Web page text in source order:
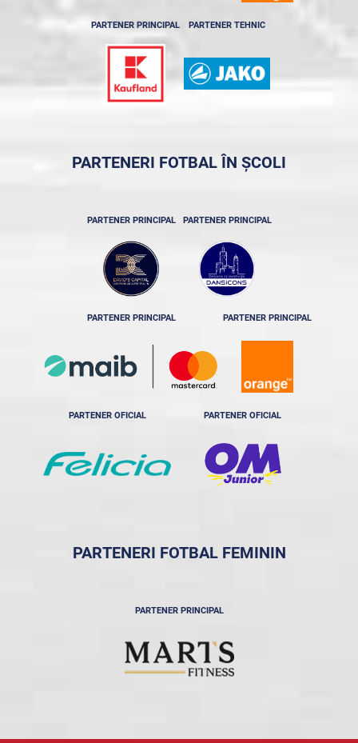
PARTENER PRINCIPAL PARTENER TEHNIC
PARTENERI FOTBAL ÎN ȘCOLI
PARTENER PRINCIPAL PARTENER PRINCIPAL
PARTENER PRINCIPAL PARTENER PRINCIPAL
PARTENER OFICIAL PARTENER OFICIAL
PARTENERI FOTBAL FEMININ
PARTENER PRINCIPAL